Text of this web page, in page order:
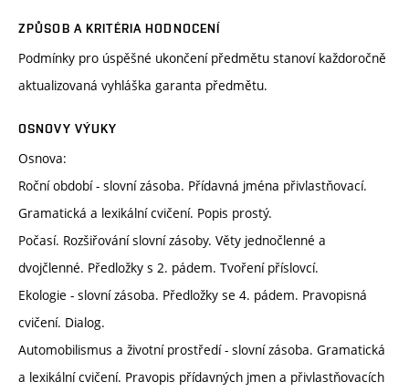
ZPŮSOB A KRITÉRIA HODNOCENÍ
Podmínky pro úspěšné ukončení předmětu stanoví každoročně
aktualizovaná vyhláška garanta předmětu.
OSNOVY VÝUKY
Osnova:
Roční období - slovní zásoba. Přídavná jména přivlastňovací.
Gramatická a lexikální cvičení. Popis prostý.
Počasí. Rozšiřování slovní zásoby. Věty jednočlenné a
dvojčlenné. Předložky s 2. pádem. Tvoření příslovcí.
Ekologie - slovní zásoba. Předložky se 4. pádem. Pravopisná
cvičení. Dialog.
Automobilismus a životní prostředí - slovní zásoba. Gramatická
a lexikální cvičení. Pravopis přídavných jmen a přivlastňovacích